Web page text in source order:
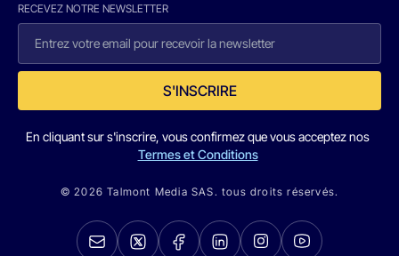
RECEVEZ NOTRE NEWSLETTER
S'INSCRIRE
En cliquant sur s'inscrire, vous confirmez que vous acceptez nos
Termes et Conditions
© 2026 Talmont Media SAS. tous droits réservés.